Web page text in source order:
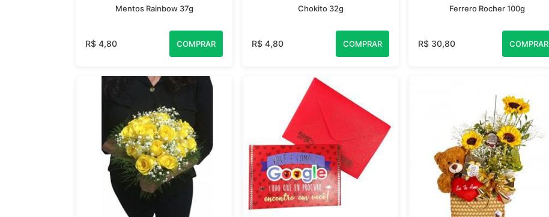
Mentos Rainbow 37g
R$ 4,80 COMPRAR
Chokito 32g
R$ 4,80 COMPRAR
Ferrero Rocher 100g
R$ 30,80 COMPRAR